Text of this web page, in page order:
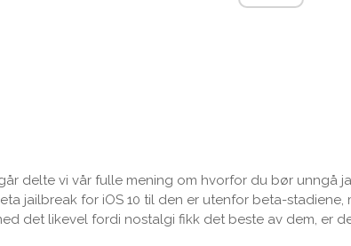
delte vi vår fulle mening om hvorfor du bør unngå
jailbreak for iOS 10 til den er utenfor beta-
det likevel fordi nostalgi fikk det beste av dem, er